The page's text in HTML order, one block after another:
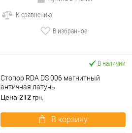
К сравнению
В избранное
В наличии
Стопор RDA DS 006 магнитный
античная латунь
Цена 212 грн.
В корзину